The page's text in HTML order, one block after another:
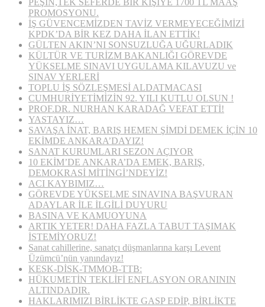
PEŞİN,TEK SEFERDE BİR KİŞİYE 1700 TL MAAŞ
PROMOSYONU.
İŞ GÜVENCEMİZDEN TAVİZ VERMEYECEĞİMİZİ
KPDK’DA BİR KEZ DAHA İLAN ETTİK!
GÜLTEN AKIN’NI SONSUZLUĞA UĞURLADIK
KÜLTÜR VE TURİZM BAKANLIĞI GÖREVDE
YÜKSELME SINAVI UYGULAMA KILAVUZU ve
SINAV YERLERİ
TOPLU İŞ SÖZLEŞMESİ ALDATMACASI
CUMHURİYETİMİZİN 92. YILI KUTLU OLSUN !
PROF.DR. NURHAN KARADAĞ VEFAT ETTİ!
YASTAYIZ…
SAVAŞA İNAT, BARIŞ HEMEN ŞİMDİ DEMEK İÇİN 10
EKİMDE ANKARA’DAYIZ!
SANAT KURUMLARI SEZON AÇIYOR
10 EKİM’DE ANKARA’DA EMEK, BARIŞ,
DEMOKRASİ MİTİNGİ’NDEYİZ!
ACI KAYBIMIZ…
GÖREVDE YÜKSELME SINAVINA BAŞVURAN
ADAYLAR İLE İLGİLİ DUYURU
BASINA VE KAMUOYUNA
ARTIK YETER! DAHA FAZLA TABUT TAŞIMAK
İSTEMİYORUZ!
Sanat cahillerine, sanatçı düşmanlarına karşı Levent
Üzümcü’nün yanındayız!
KESK-DİSK-TMMOB-TTB:
HÜKUMETİN TEKLİFİ ENFLASYON ORANININ
ALTINDADIR.
HAKLARIMIZI BİRLİKTE GASP EDİP, BİRLİKTE